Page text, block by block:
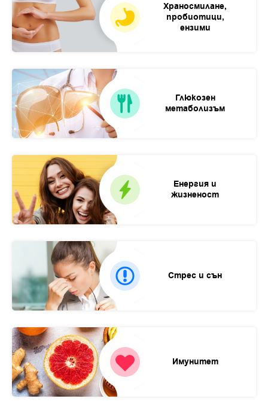
Храносмилане,
пробиотици,
ензими
Глюкозен
метаболизъм
Енергия и
жизненост
Стрес и сън
Имунитет